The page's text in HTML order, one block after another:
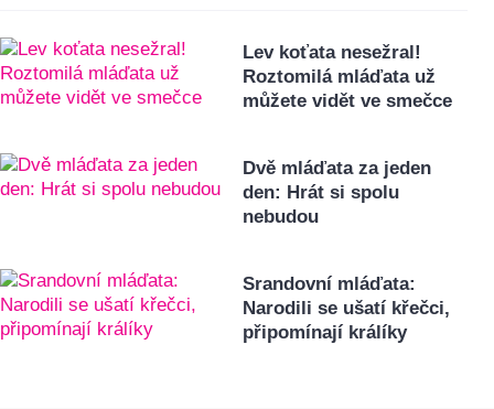
Lev koťata nesežral!
Roztomilá mláďata už
můžete vidět ve smečce
Dvě mláďata za jeden
den: Hrát si spolu
nebudou
Srandovní mláďata:
Narodili se ušatí křečci,
připomínají králíky